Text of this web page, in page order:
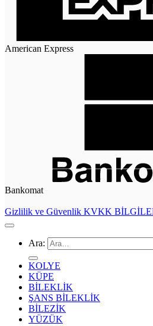
American Express
Bankomat
Gizlilik ve Güvenlik KVKK
Ara:
KOLYE
KÜPE
BİLEKLİK
ŞANS BİLEKLİK
BİLEZİK
YÜZÜK